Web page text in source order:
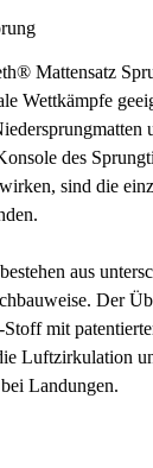
Mattensatz
Wettkämpfe
des
sind die
aus
Der
mit
Luftzirkulation
Landungen.